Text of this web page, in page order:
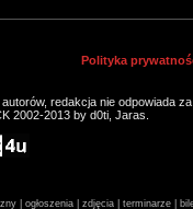
Polityka
redakcja nie odpowiada
2002-2013 by d0ti, Jaras.
| ogłoszenia | zdjęcia | terminarze |